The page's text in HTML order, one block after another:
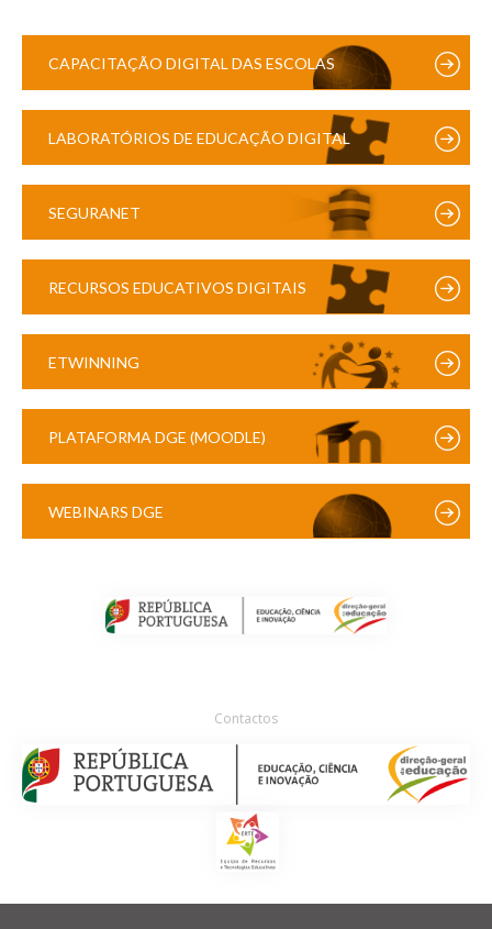
CAPACITAÇÃO DIGITAL DAS ESCOLAS
LABORATÓRIOS DE EDUCAÇÃO DIGITAL
SEGURANET
RECURSOS EDUCATIVOS DIGITAIS
ETWINNING
PLATAFORMA DGE (MOODLE)
WEBINARS DGE
Contactos